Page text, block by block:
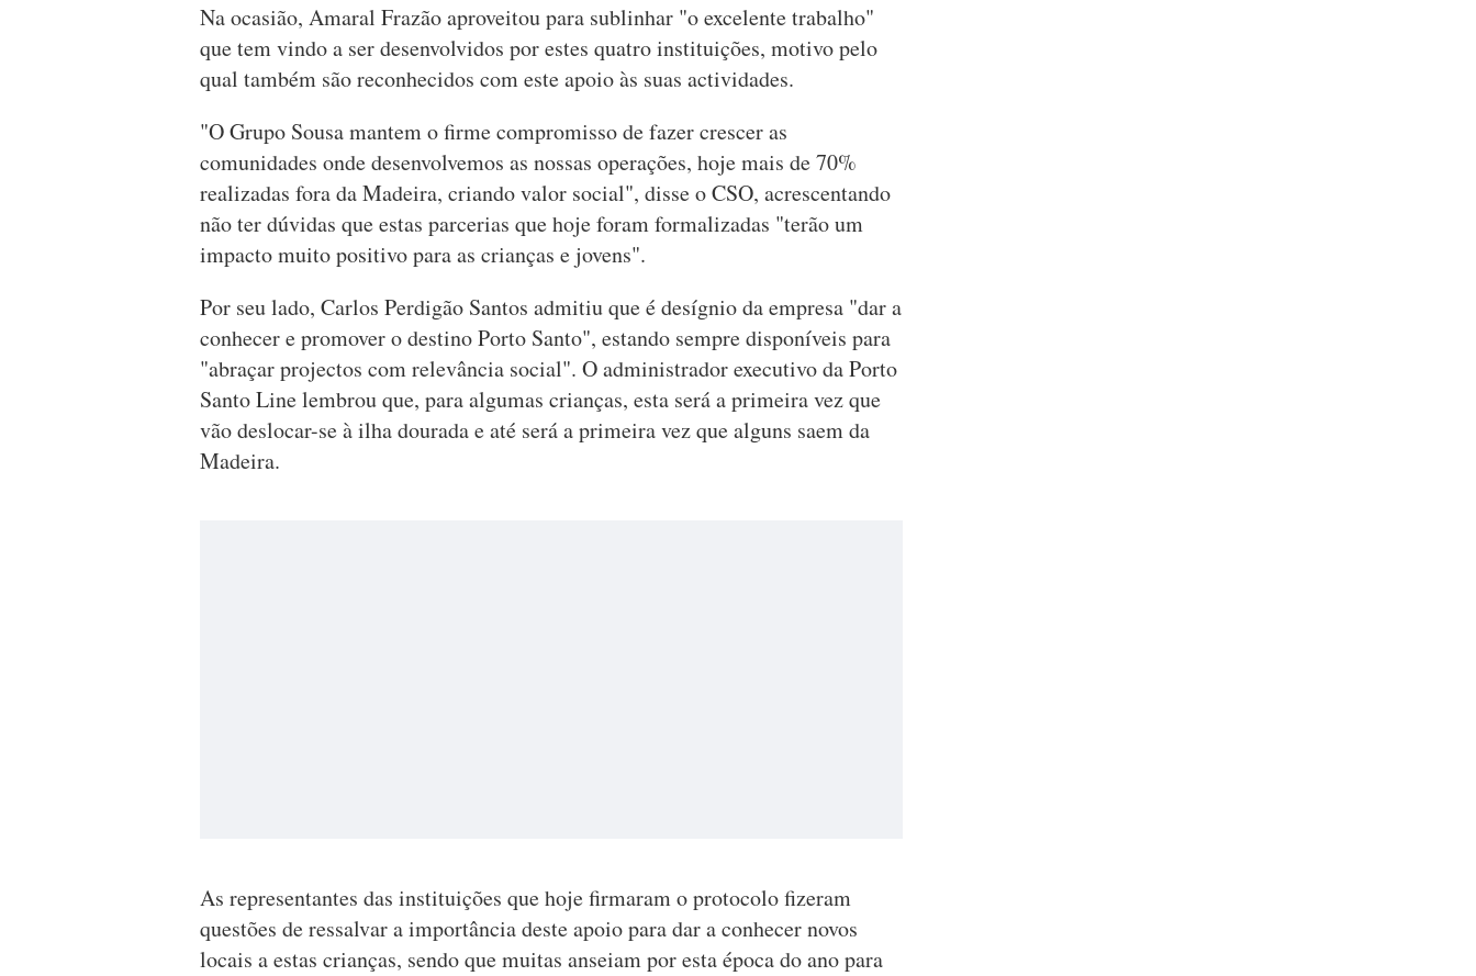
Na ocasião, Amaral Frazão aproveitou para sublinhar "o excelente trabalho"
que tem vindo a ser desenvolvidos por estes quatro instituições, motivo pelo
qual também são reconhecidos com este apoio às suas actividades.
"O Grupo Sousa mantem o firme compromisso de fazer crescer as
comunidades onde desenvolvemos as nossas operações, hoje mais de 70%
realizadas fora da Madeira, criando valor social", disse o CSO, acrescentando
não ter dúvidas que estas parcerias que hoje foram formalizadas "terão um
impacto muito positivo para as crianças e jovens".
Por seu lado, Carlos Perdigão Santos admitiu que é desígnio da empresa "dar a
conhecer e promover o destino Porto Santo", estando sempre disponíveis para
"abraçar projectos com relevância social". O administrador executivo da Porto
Santo Line lembrou que, para algumas crianças, esta será a primeira vez que
vão deslocar-se à ilha dourada e até será a primeira vez que alguns saem da
Madeira.
As representantes das instituições que hoje firmaram o protocolo fizeram
questões de ressalvar a importância deste apoio para dar a conhecer novos
locais a estas crianças, sendo que muitas anseiam por esta época do ano para